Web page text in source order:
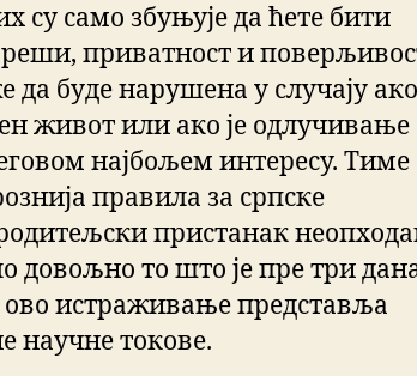
су само збуњује да ћете бити
приватност и
буде нарушена у случају ако
живот или ако је одлучивање
најбољем интересу. Тиме
правила за српске
пристанак
довољно то што је пре три
ово истраживање представља
научне токове.